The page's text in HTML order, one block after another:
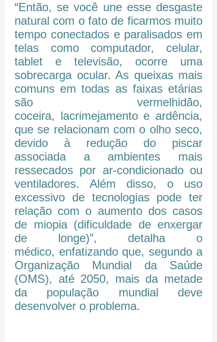
“Então, se você une esse desgaste
natural com o fato de ficarmos muito
tempo conectados e paralisados em
telas como computador, celular,
tablet e televisão, ocorre uma
sobrecarga ocular. As queixas mais
comuns em todas as faixas etárias
são vermelhidão,
coceira, lacrimejamento e ardência,
que se relacionam com o olho seco,
devido à redução do piscar
associada a ambientes mais
ressecados por ar-condicionado ou
ventiladores. Além disso, o uso
excessivo de tecnologias pode ter
relação com o aumento dos casos
de miopia (dificuldade de enxergar
de longe)”, detalha o
médico, enfatizando que, segundo a
Organização Mundial da Saúde
(OMS), até 2050, mais da metade
da população mundial deve
desenvolver o problema.